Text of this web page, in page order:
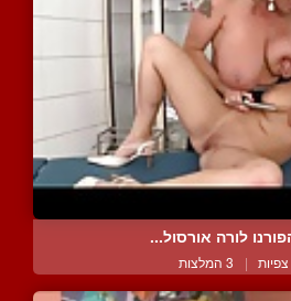
לורה אורסול...
| 3 המלצות